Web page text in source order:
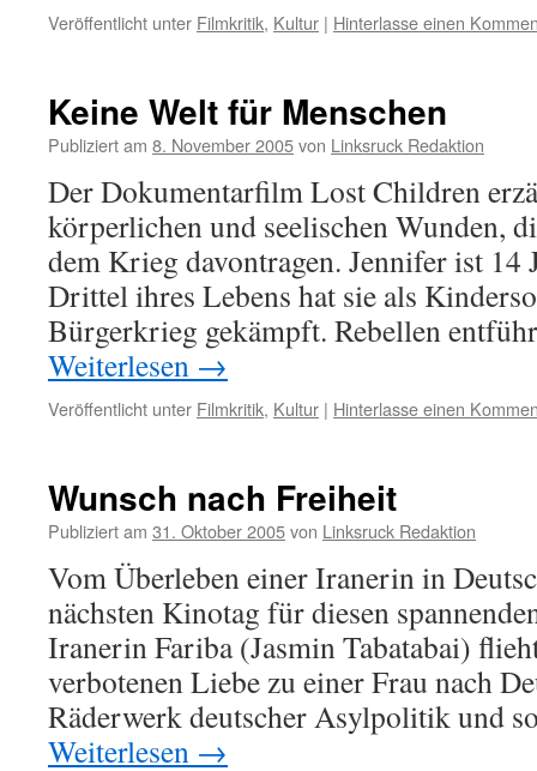
Veröffentlicht unter Filmkritik, Kultur | Hinterlasse einen
Keine Welt für Menschen
Publiziert am 8. November 2005von Linksruck Redaktion
Der Dokumentarfilm Lost Children
körperlichen und seelischen Wunden,
dem Krieg davontragen. Jennifer ist 14
Drittel ihres Lebens hat sie als
Bürgerkrieg gekämpft. Rebellen
Weiterlesen →
Veröffentlicht unter Filmkritik, Kultur | Hinterlasse einen
Wunsch nach Freiheit
Publiziert am 31. Oktober 2005von Linksruck Redaktion
Vom Überleben einer Iranerin in
nächsten Kinotag für diesen
Iranerin Fariba (Jasmin Tabatabai)
verbotenen Liebe zu einer Frau nach
Räderwerk deutscher Asylpolitik und
Weiterlesen →